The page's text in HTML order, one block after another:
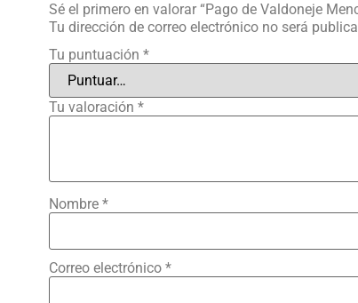
Sé el primero en valorar “Pago de Valdoneje
Tu dirección de correo electrónico no será
Tu puntuación *
Tu valoración *
Nombre *
Correo electrónico *